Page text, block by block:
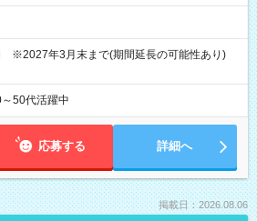
※2027年3月末まで(期間延長の可能性あり)
50代活躍中
応募する 詳細へ
掲載日：2026.08.06